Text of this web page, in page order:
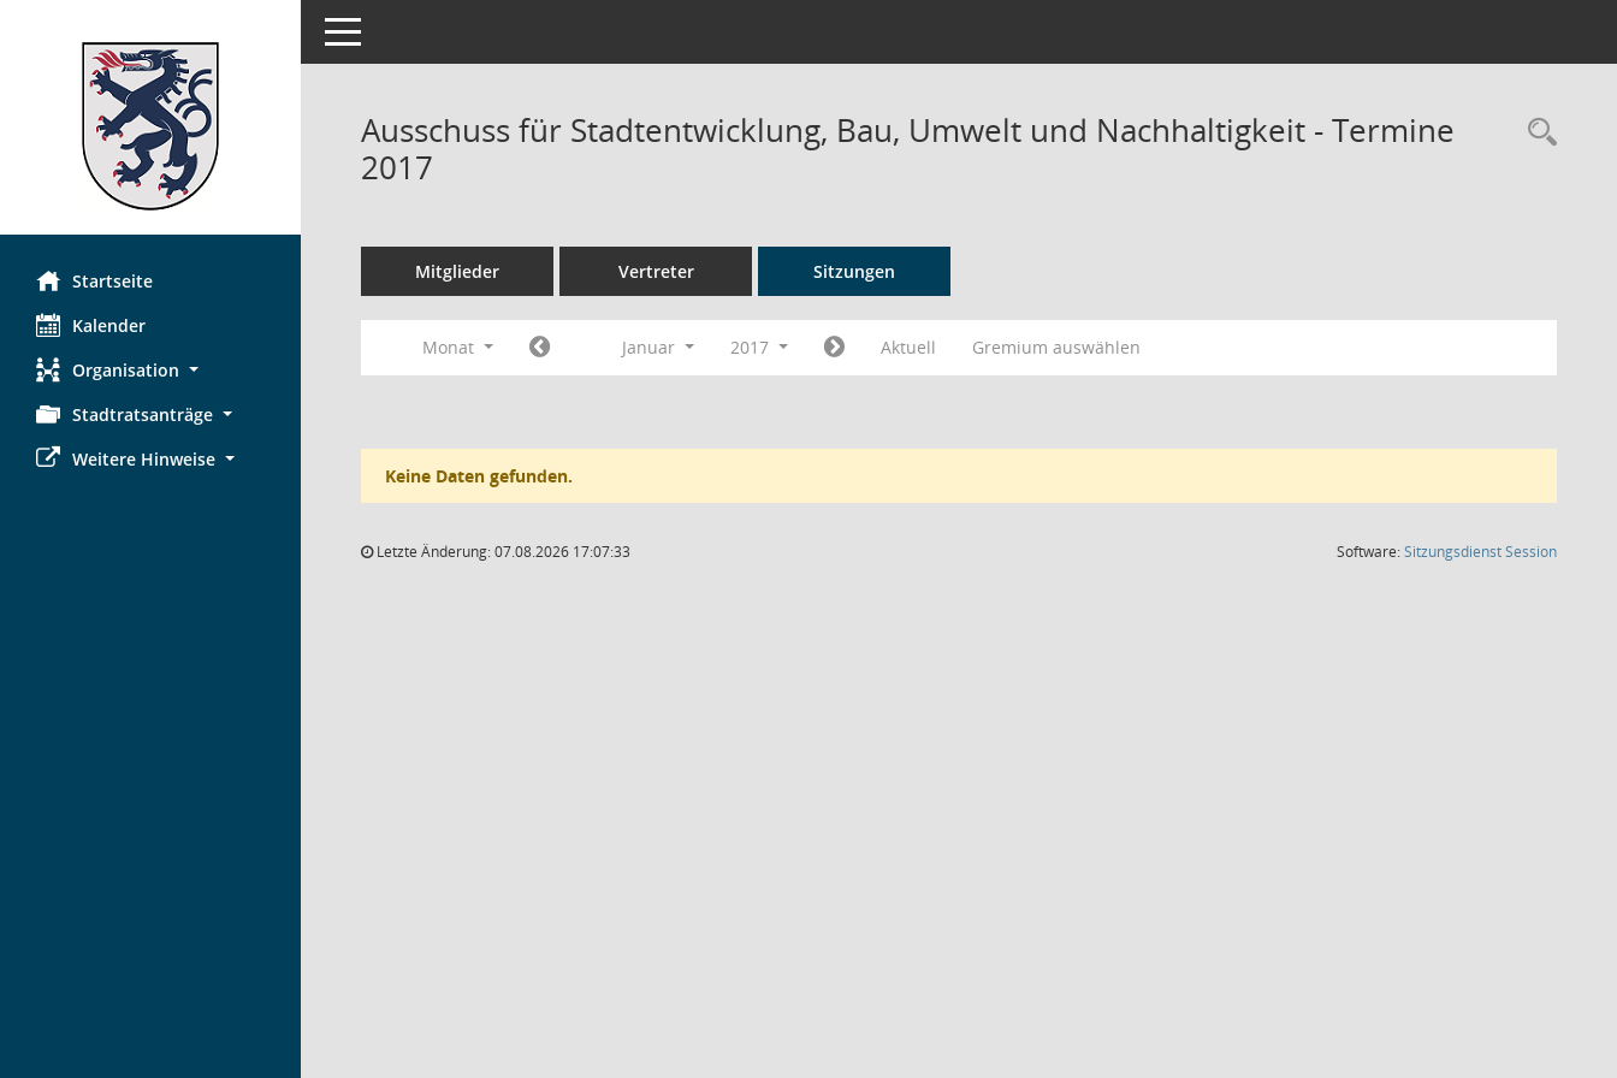
Startseite
Kalender
Organisation
Stadtratsanträge
Weitere Hinweise
Toggle navigation
Ausschuss für Stadtentwicklung, Bau, Umwelt und Nachhaltigkeit - Termine
2017
Mitglieder Vertreter Sitzungen
Monat Januar 2017 Aktuell Gremium auswählen
Keine Daten gefunden.
Letzte Änderung: 07.08.2026 17:07:33 Software:SitzungsdienstSession(Wird in